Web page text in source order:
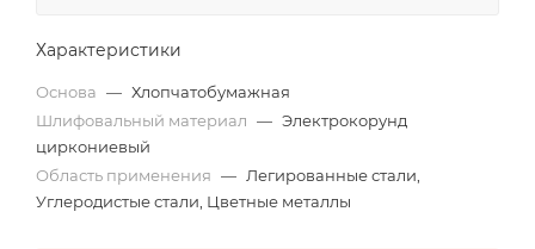
Характеристики
Основа — Хлопчатобумажная
Шлифовальный материал — Электрокорунд
циркониевый
Область применения — Легированные стали,
Углеродистые стали, Цветные металлы